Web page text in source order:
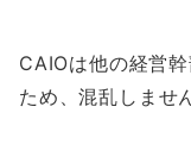
CAIOは他の経営
ため、混乱しませ